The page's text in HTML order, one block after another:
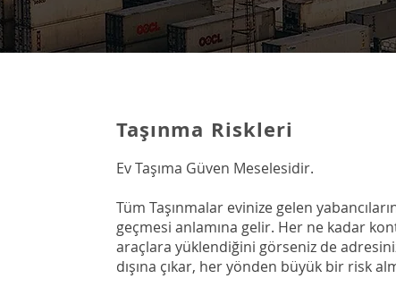
Taşınma Riskleri
Ev Taşıma Güven Meselesidir.
Tüm Taşınmalar evinize gelen
geçmesi anlamına gelir. Her ne kadar
araçlara yüklendiğini görseniz de
dışına çıkar, her yönden büyük bir risk